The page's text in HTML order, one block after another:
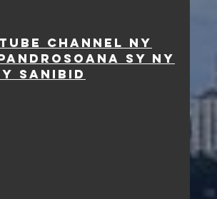
CHANNEL NY
SY NY
SANIBID